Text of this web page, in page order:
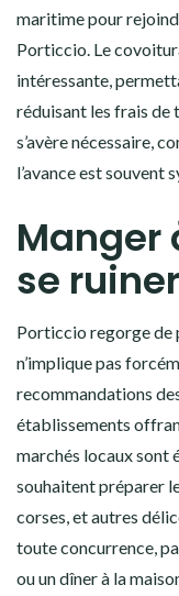
maritime pour
Porticcio. Le
intéressante,
réduisant les frais de
s’avère nécessaire,
l’avance est souvent
Manger
se ruiner
Porticcio regorge de
n’implique pas
recommandations
établissements
marchés locaux sont
souhaitent préparer
corses, et autres
toute concurrence,
ou un dîner à la